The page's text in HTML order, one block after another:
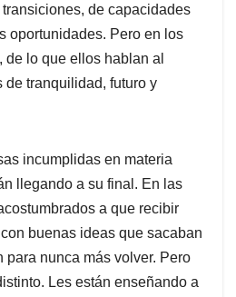
de capacidades
oportunidades. Pero en los
lo que ellos hablan al
tranquilidad, futuro y
incumplidas en materia
llegando a su final. En las
a que recibir
buenas ideas que sacaban
para nunca más volver. Pero
Les están enseñando a